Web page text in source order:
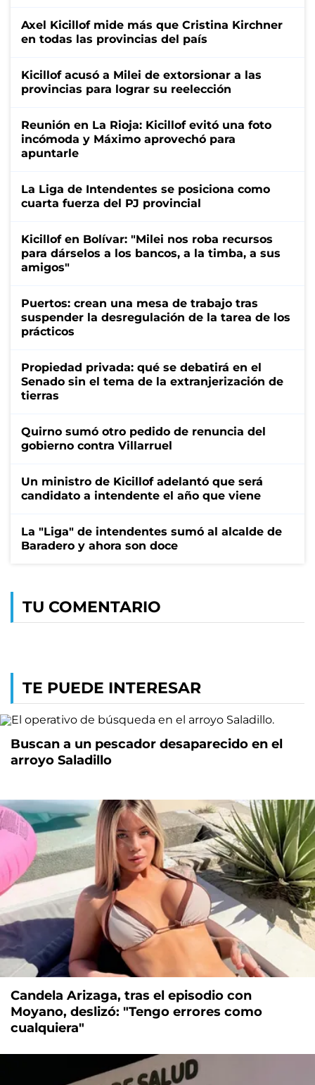
Axel Kicillof mide más que Cristina Kirchner
en todas las provincias del país
Kicillof acusó a Milei de extorsionar a las
provincias para lograr su reelección
Reunión en La Rioja: Kicillof evitó una foto
incómoda y Máximo aprovechó para
apuntarle
La Liga de Intendentes se posiciona como
cuarta fuerza del PJ provincial
Kicillof en Bolívar: "Milei nos roba recursos
para dárselos a los bancos, a la timba, a sus
amigos"
Puertos: crean una mesa de trabajo tras
suspender la desregulación de la tarea de los
prácticos
Propiedad privada: qué se debatirá en el
Senado sin el tema de la extranjerización de
tierras
Quirno sumó otro pedido de renuncia del
gobierno contra Villarruel
Un ministro de Kicillof adelantó que será
candidato a intendente el año que viene
La "Liga" de intendentes sumó al alcalde de
Baradero y ahora son doce
TU COMENTARIO
TE PUEDE INTERESAR
Buscan a un pescador desaparecido en el
arroyo Saladillo
Candela Arizaga, tras el episodio con
Moyano, deslizó: "Tengo errores como
cualquiera"